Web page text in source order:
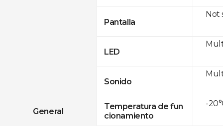
General
Pantalla
LED
Sonido
Temperatura de fun
cionamiento
Not
-